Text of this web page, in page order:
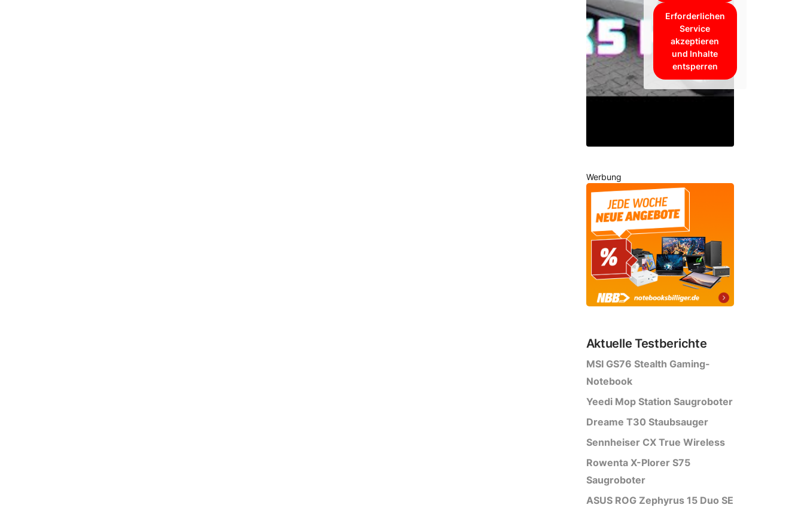
Erforderlichen
Service
akzeptieren
und Inhalte
entsperren
Werbung
Aktuelle Testberichte
MSI GS76 Stealth Gaming-
Notebook
Yeedi Mop Station Saugroboter
Dreame T30 Staubsauger
Sennheiser CX True Wireless
Rowenta X-Plorer S75
Saugroboter
ASUS ROG Zephyrus 15 Duo SE